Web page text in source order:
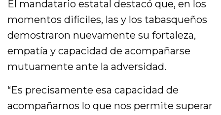
El mandatario estatal destacó que, en los
momentos difíciles, las y los tabasqueños
demostraron nuevamente su fortaleza,
empatía y capacidad de acompañarse
mutuamente ante la adversidad.
“Es precisamente esa capacidad de
acompañarnos lo que nos permite superar